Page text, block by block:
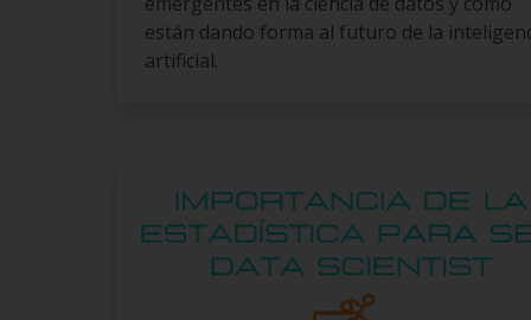
están dando forma al futuro de la
artificial.